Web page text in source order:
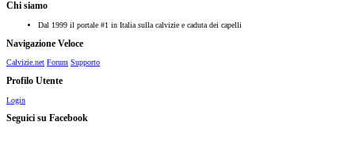
Chi siamo
Dal 1999 il portale #1 in Italia sulla calvizie e caduta dei capelli
Navigazione Veloce
Calvizie.net Forum Supporto
Profilo Utente
Login
Seguici su Facebook